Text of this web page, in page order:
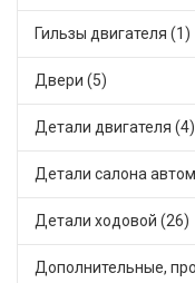
Гильзы двигателя (1)
Двери (5)
Детали двигателя (4)
Детали ходовой (26)